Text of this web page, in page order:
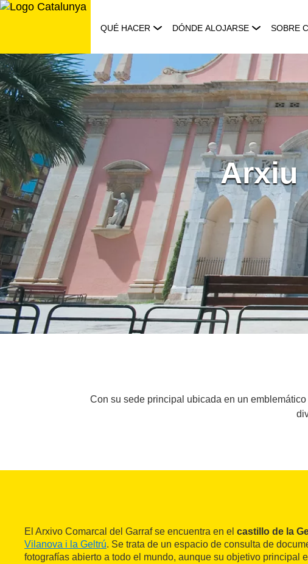
Saltar
QUÉ HACER DÓNDE ALOJARSE SOBRE
Arxiu
Con su sede principal ubicada en un
El Arxivo Comarcal del Garraf se encuentra en el castillo de la
Vilanova i la Geltrú. Se trata de un espacio de consulta de
fotografías abierto a todo el mundo, aunque su objetivo principal